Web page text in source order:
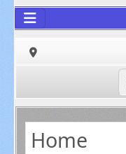
Home